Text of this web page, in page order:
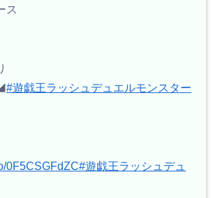
ス
#遊戯王ラッシュデュエルモンスター
0F5CSGFdZC#遊戯王ラッシュデュ